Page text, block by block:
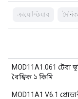
ক্রায়োস্ফিয়ার দৈনিক
MOD11A1.061 টেরা
বৈশ্বিক ১ কিমি
MOD11A1 V6.1